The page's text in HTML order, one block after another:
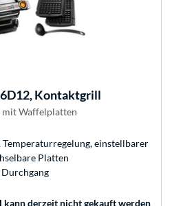
Kontaktgrill
mit Waffelplatten
einstellbarer
Platten
derzeit nicht gekauft werden